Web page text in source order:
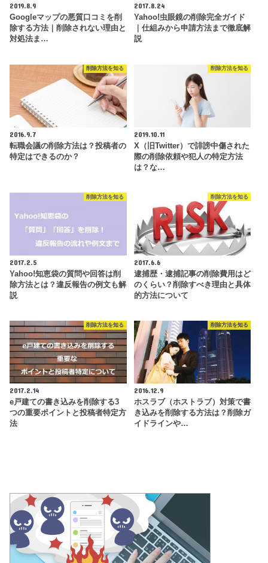
2019.8.9
Googleマップの悪質口コミを削
除する方法｜削除されない理由と
対処法ま…
2017.8.24
Yahoo!虫眼鏡の削除完全ガイド
｜仕組みから申請方法まで徹底解
説
削除方法を知る
2016.9.7
転職会議の削除方法は？投稿者の
特定はできるのか？
削除方法を知る
2019.10.11
X（旧Twitter）で誹謗中傷された
際の削除依頼や犯人の特定方法
は？な…
削除方法を知る
2017.2.5
Yahoo!知恵袋の質問や回答は削
除方法とは？違反報告の例文も解
説
削除方法を知る
2017.6.6
逮捕歴・逮捕記事の削除費用はど
のくらい？削除すべき理由と具体
的方法について
削除方法を知る
2017.2.14
e戸建ての書き込みを削除する3
つの重要ポイントと投稿者特定方
法
削除方法を知る
2016.12.9
ホスラブ（ホストラブ）対策で書
き込みを削除する方法は？削除ガ
イドラインや…